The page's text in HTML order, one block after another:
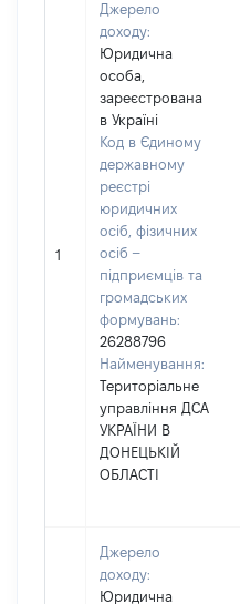
1
Джерело
доходу:
Юридична
особа,
зареєстрована
в Україні
Код в Єдиному
державному
реєстрі
юридичних
осіб, фізичних
осіб –
підприємців та
громадських
формувань:
26288796
Найменування:
Територіальне
управління ДСА
УКРАЇНИ В
ДОНЕЦЬКІЙ
ОБЛАСТІ
Джерело
доходу:
Юридична